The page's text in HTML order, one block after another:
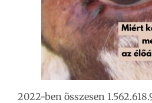
2022-ben összesen